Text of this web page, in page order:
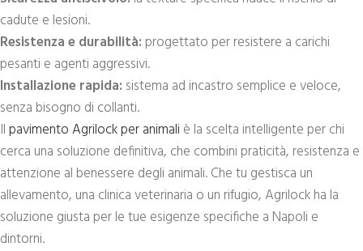
cadute e lesioni.
Resistenza e durabilità: progettato per resistere a carichi
pesanti e agenti aggressivi.
Installazione rapida: sistema ad incastro semplice e veloce,
senza bisogno di collanti.
Ilpavimento Agrilock per animali è la scelta intelligente per chi
cerca una soluzione definitiva, che combini praticità, resistenza e
attenzione al benessere degli animali. Che tu gestisca un
allevamento, una clinica veterinaria o un rifugio, Agrilock ha la
soluzione giusta per le tue esigenze specifiche a Napoli e
dintorni.